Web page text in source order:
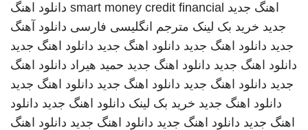
اهنگ جدید smart money credit financial دانلود اهنگ
جدید خرید بک لینک مترجم انگلیسی فارسی دانلود آهنگ
جدید دانلود اهنگ جدید دانلود اهنگ جدید دانلود اهنگ جدید
دانلود اهنگ جدید دانلود اهنگ جدید حمید هیراد دانلود اهنگ
جدید دانلود اهنگ جدید دانلود اهنگ جدید دانلود اهنگ جدید
دانلود اهنگ جدید خرید بک لینک دانلود اهنگ جدید دانلود
اهنگ جدید دانلود اهنگ جدید دانلود اهنگ جدید دانلود اهنگ